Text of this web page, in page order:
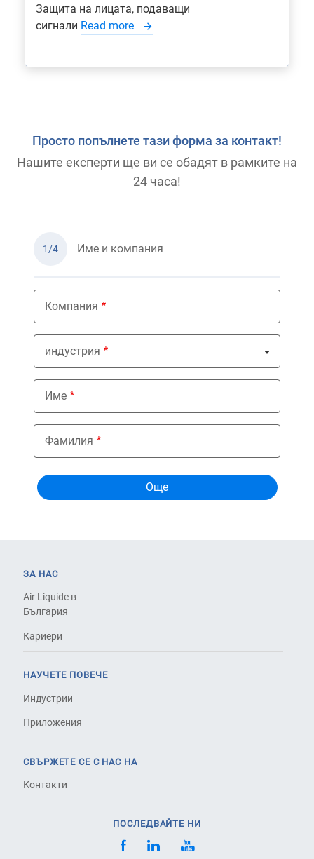
Защита на лицата, подаващи
сигнали Read more
Просто попълнете тази форма за контакт!
Нашите експерти ще ви се обадят в рамките на
24 часа!
1/4 Име и компания
Компания
индустрия
Nothing selected
Име
Фамилия
ЗА НАС
Air Liquide в
България
Кариери
НАУЧЕТЕ ПОВЕЧЕ
Индустрии
Приложения
СВЪРЖЕТЕ СЕ С НАС НА
Контакти
ПОСЛЕДВАЙТЕ НИ